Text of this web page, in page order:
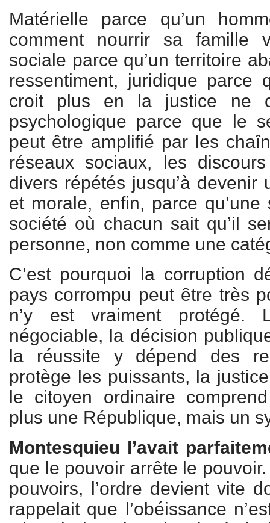
Matérielle parce qu’un
comment nourrir sa famille
sociale parce qu’un territoire
ressentiment, juridique parce
croit plus en la justice ne
psychologique parce que le
peut être amplifié par les
réseaux sociaux, les
divers répétés jusqu’à devenir
et morale, enfin, parce
société où chacun sait qu’il
personne, non comme une
C’est pourquoi la corruption
pays corrompu peut être très
n’y est vraiment protégé.
négociable, la décision
la réussite y dépend des
protège les puissants, la
le citoyen ordinaire
plus une République, mais un
Montesquieu l’avait
que le pouvoir arrête le
pouvoirs, l’ordre devient vite
rappelait que l’obéissance